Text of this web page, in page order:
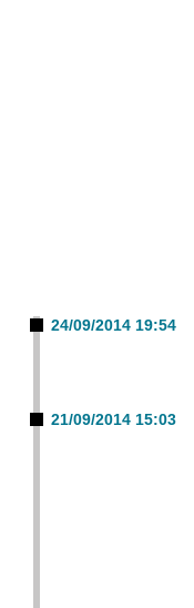
24/09/2014 19:54
21/09/2014 15:03